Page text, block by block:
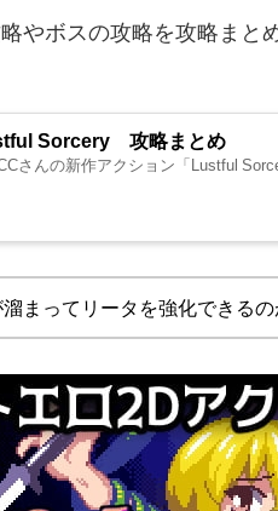
やボスの攻略を攻略まと
Sorcery 攻略まとめ
さんの新作アクション「Lustful
まってリータを強化できるの